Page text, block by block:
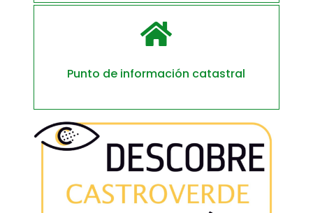

Punto de información catastral